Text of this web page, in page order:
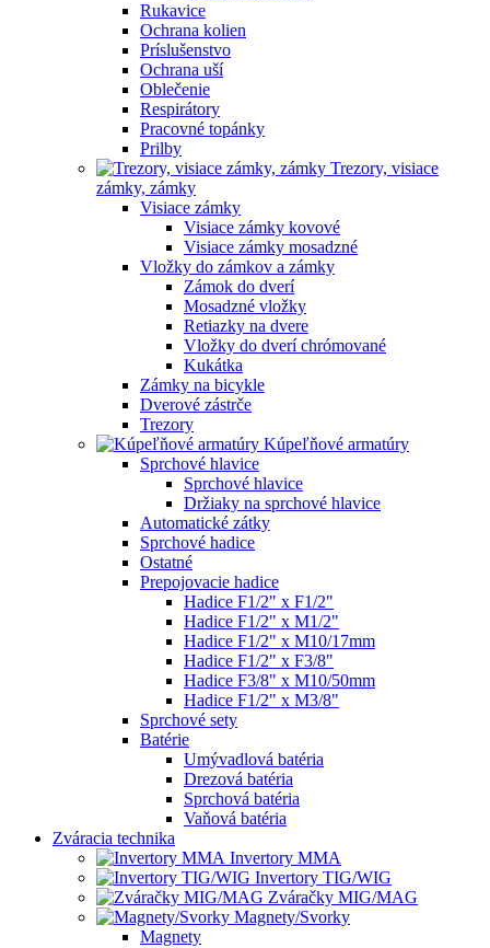
Rukavice
Ochrana kolien
Príslušenstvo
Ochrana uší
Oblečenie
Respirátory
Pracovné topánky
Prilby
Trezory, visiace
zámky, zámky
Visiace zámky
Visiace zámky kovové
Visiace zámky mosadzné
Vložky do zámkov a zámky
Zámok do dverí
Mosadzné vložky
Retiazky na dvere
Vložky do dverí chrómované
Kukátka
Zámky na bicykle
Dverové zástrče
Trezory
Kúpeľňové armatúry
Sprchové hlavice
Sprchové hlavice
Držiaky na sprchové hlavice
Automatické zátky
Sprchové hadice
Ostatné
Prepojovacie hadice
Hadice F1/2" x F1/2"
Hadice F1/2" x M1/2"
Hadice F1/2" x M10/17mm
Hadice F1/2" x F3/8"
Hadice F3/8" x M10/50mm
Hadice F1/2" x M3/8"
Sprchové sety
Batérie
Umývadlová batéria
Drezová batéria
Sprchová batéria
Vaňová batéria
Zváracia technika
Invertory MMA
Invertory TIG/WIG
Zváračky MIG/MAG
Magnety/Svorky
Magnety